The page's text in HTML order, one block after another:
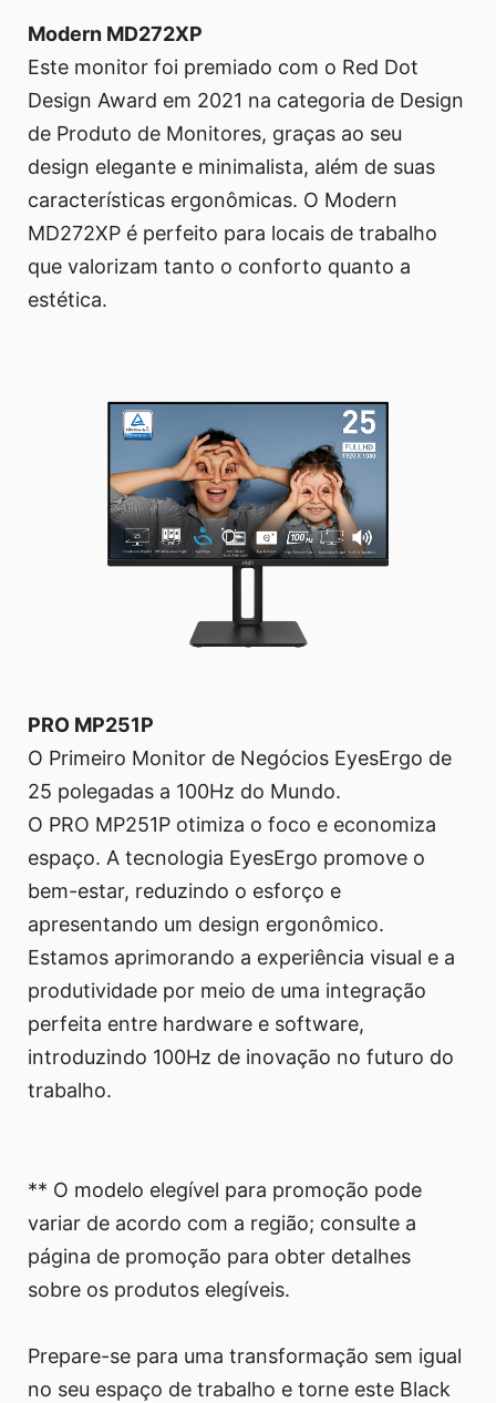
Modern MD272XP
Este monitor foi premiado com o Red Dot
Design Award em 2021 na categoria de Design
de Produto de Monitores, graças ao seu
design elegante e minimalista, além de suas
características ergonômicas. O Modern
MD272XP é perfeito para locais de trabalho
que valorizam tanto o conforto quanto a
estética.
PRO MP251P
O Primeiro Monitor de Negócios EyesErgo de
25 polegadas a 100Hz do Mundo.
O PRO MP251P otimiza o foco e economiza
espaço. A tecnologia EyesErgo promove o
bem-estar, reduzindo o esforço e
apresentando um design ergonômico.
Estamos aprimorando a experiência visual e a
produtividade por meio de uma integração
perfeita entre hardware e software,
introduzindo 100Hz de inovação no futuro do
trabalho.
** O modelo elegível para promoção pode
variar de acordo com a região; consulte a
página de promoção para obter detalhes
sobre os produtos elegíveis.
Prepare-se para uma transformação sem igual
no seu espaço de trabalho e torne este Black